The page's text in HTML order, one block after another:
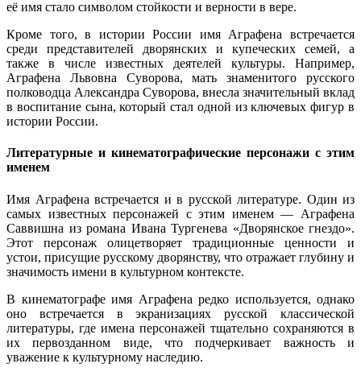
её имя стало символом стойкости и верности в вере.
Кроме того, в истории России имя Аграфена встречается
среди представителей дворянских и купеческих семей, а
также в числе известных деятелей культуры. Например,
Аграфена Львовна Суворова, мать знаменитого русского
полководца Александра Суворова, внесла значительный вклад
в воспитание сына, который стал одной из ключевых фигур в
истории России.
Литературные и кинематографические персонажи с этим
именем
Имя Аграфена встречается и в русской литературе. Один из
самых известных персонажей с этим именем — Аграфена
Саввишна из романа Ивана Тургенева «Дворянское гнездо».
Этот персонаж олицетворяет традиционные ценности и
устои, присущие русскому дворянству, что отражает глубину и
значимость имени в культурном контексте.
В кинематографе имя Аграфена редко используется, однако
оно встречается в экранизациях русской классической
литературы, где имена персонажей тщательно сохраняются в
их первозданном виде, что подчеркивает важность и
уважение к культурному наследию.